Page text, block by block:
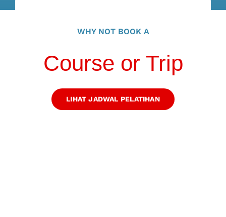
WHY NOT BOOK A
Course or Trip
LIHAT JADWAL PELATIHAN